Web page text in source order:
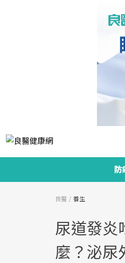
防
良醫 養生
尿道發炎
麼？泌尿